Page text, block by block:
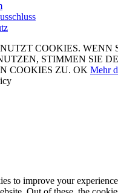
COOKIES. WENN
STIMMEN SIE
COOKIES ZU. OK Mehr
to improve your